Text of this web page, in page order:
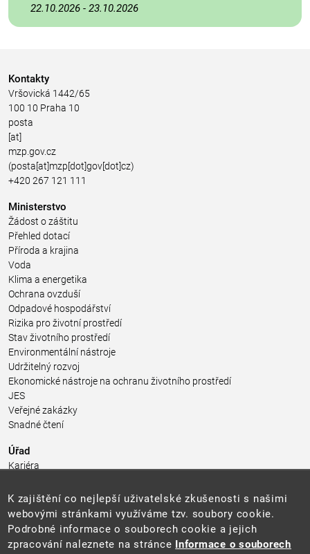
22.10.2026 - 23.10.2026
Kontakty
Vršovická 1442/65
100 10 Praha 10
posta
[at]
mzp.gov.cz
(posta[at]mzp[dot]gov[dot]cz)
+420 267 121 111
Ministerstvo
Žádost o záštitu
Přehled dotací
Příroda a krajina
Voda
Klima a energetika
Ochrana ovzduší
Odpadové hospodářství
Rizika pro životní prostředí
Stav životního prostředí
Environmentální nástroje
Udržitelný rozvoj
Ekonomické nástroje na ochranu životního prostředí
JES
Veřejné zakázky
Snadné čtení
Úřad
Kariéra
Pro média a veřejnost
Povinně zveřejňované informace
Kontakty
Přistupnost budovy úřadu MŽP
(PDF, 204 kB)
K zajištění co nejlepší uživatelské zkušenosti s našimi
webovými stránkami využíváme tzv. soubory cookie.
Podrobné informace o souborech cookie a jejich
zpracování naleznete na stránce Informace o souborech